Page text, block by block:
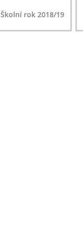
Školní rok 2018/19